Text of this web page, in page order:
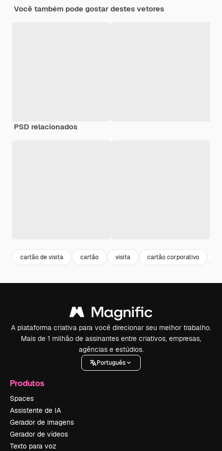
Você também pode gostar destes vetores
PSD relacionados
cartão de visita cartão visita cartão corporativo
A plataforma criativa para você direcionar seu melhor trabalho.
Mais de 1 milhão de assinantes entre criativos, empresas,
agências e estúdios.
Português
Produtos
Spaces
Assistente de IA
Gerador de imagens
Gerador de vídeos
Texto para voz